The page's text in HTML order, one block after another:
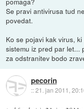
Se pravi antivirusa tud
povedat.
Ko se pojavi kak virus,
sistemu iz pred par let...
za odstranitev bodo
pecorin
::21. jan 2011,